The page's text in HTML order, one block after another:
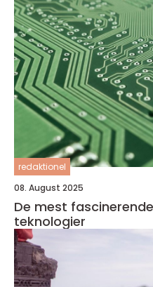
redaktionel
08. August 2025
De mest
teknologier